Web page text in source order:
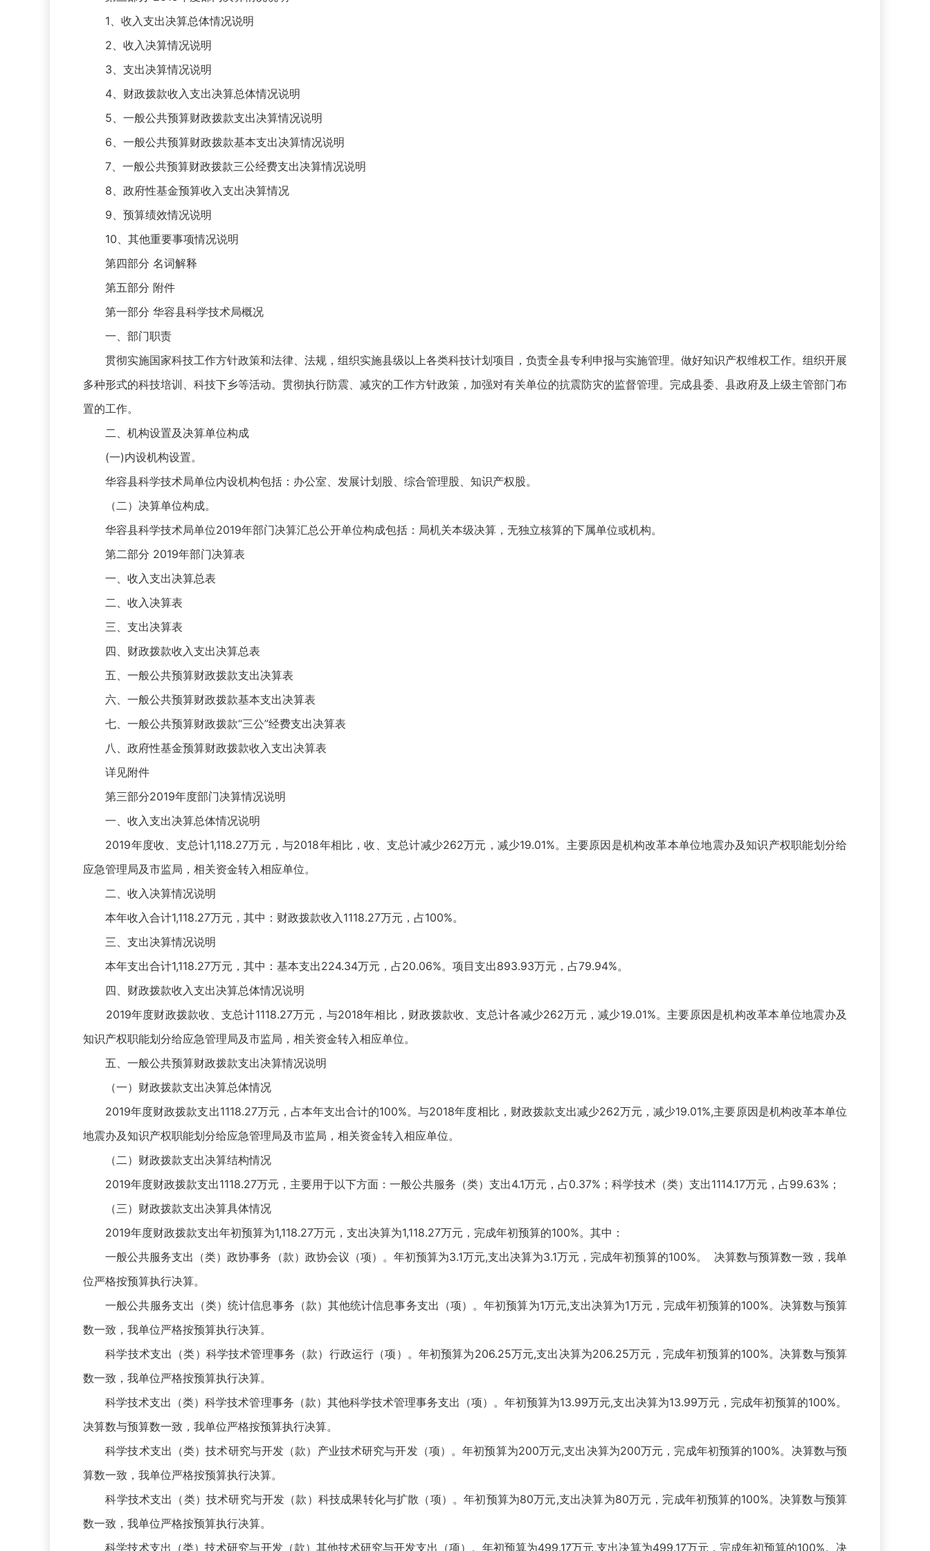
1、收入支出决算总体情况说明
2、收入决算情况说明
3、支出决算情况说明
4、财政拨款收入支出决算总体情况说明
5、一般公共预算财政拨款支出决算情况说明
6、一般公共预算财政拨款基本支出决算情况说明
7、一般公共预算财政拨款三公经费支出决算情况说明
8、政府性基金预算收入支出决算情况
9、预算绩效情况说明
10、其他重要事项情况说明
第四部分 名词解释
第五部分 附件
第一部分 华容县科学技术局概况
一、部门职责
贯彻实施国家科技工作方针政策和法律、法规，组织实施县级以上各类科技计划项目，负责全县专利申报与实施管理。做好知识产权维权工作。组织开展
多种形式的科技培训、科技下乡等活动。贯彻执行防震、减灾的工作方针政策，加强对有关单位的抗震防灾的监督管理。完成县委、县政府及上级主管部门布
置的工作。
二、机构设置及决算单位构成
(一)内设机构设置。
华容县科学技术局单位内设机构包括：办公室、发展计划股、综合管理股、知识产权股。
（二）决算单位构成。
华容县科学技术局单位2019年部门决算汇总公开单位构成包括：局机关本级决算，无独立核算的下属单位或机构。
第二部分 2019年部门决算表
一、收入支出决算总表
二、收入决算表
三、支出决算表
四、财政拨款收入支出决算总表
五、一般公共预算财政拨款支出决算表
六、一般公共预算财政拨款基本支出决算表
七、一般公共预算财政拨款“三公”经费支出决算表
八、政府性基金预算财政拨款收入支出决算表
详见附件
第三部分2019年度部门决算情况说明
一、收入支出决算总体情况说明
2019年度收、支总计1,118.27万元，与2018年相比，收、支总计减少262万元，减少19.01%。主要原因是机构改革本单位地震办及知识产权职能划分给
应急管理局及市监局，相关资金转入相应单位。
二、收入决算情况说明
本年收入合计1,118.27万元，其中：财政拨款收入1118.27万元，占100%。
三、支出决算情况说明
本年支出合计1,118.27万元，其中：基本支出224.34万元，占20.06%。项目支出893.93万元，占79.94%。
四、财政拨款收入支出决算总体情况说明
2019年度财政拨款收、支总计1118.27万元，与2018年相比，财政拨款收、支总计各减少262万元，减少19.01%。主要原因是机构改革本单位地震办及
知识产权职能划分给应急管理局及市监局，相关资金转入相应单位。
五、一般公共预算财政拨款支出决算情况说明
（一）财政拨款支出决算总体情况
2019年度财政拨款支出1118.27万元，占本年支出合计的100%。与2018年度相比，财政拨款支出减少262万元，减少19.01%,主要原因是机构改革本单位
地震办及知识产权职能划分给应急管理局及市监局，相关资金转入相应单位。
（二）财政拨款支出决算结构情况
2019年度财政拨款支出1118.27万元，主要用于以下方面：一般公共服务（类）支出4.1万元，占0.37%；科学技术（类）支出1114.17万元，占99.63%；
（三）财政拨款支出决算具体情况
2019年度财政拨款支出年初预算为1,118.27万元，支出决算为1,118.27万元，完成年初预算的100%。其中：
一般公共服务支出（类）政协事务（款）政协会议（项）。年初预算为3.1万元,支出决算为3.1万元，完成年初预算的100%。 决算数与预算数一致，我单
位严格按预算执行决算。
一般公共服务支出（类）统计信息事务（款）其他统计信息事务支出（项）。年初预算为1万元,支出决算为1万元，完成年初预算的100%。决算数与预算
数一致，我单位严格按预算执行决算。
科学技术支出（类）科学技术管理事务（款）行政运行（项）。年初预算为206.25万元,支出决算为206.25万元，完成年初预算的100%。决算数与预算
数一致，我单位严格按预算执行决算。
科学技术支出（类）科学技术管理事务（款）其他科学技术管理事务支出（项）。年初预算为13.99万元,支出决算为13.99万元，完成年初预算的100%。
决算数与预算数一致，我单位严格按预算执行决算。
科学技术支出（类）技术研究与开发（款）产业技术研究与开发（项）。年初预算为200万元,支出决算为200万元，完成年初预算的100%。决算数与预
算数一致，我单位严格按预算执行决算。
科学技术支出（类）技术研究与开发（款）科技成果转化与扩散（项）。年初预算为80万元,支出决算为80万元，完成年初预算的100%。决算数与预算
数一致，我单位严格按预算执行决算。
科学技术支出（类）技术研究与开发（款）其他技术研究与开发支出（项）。年初预算为499.17万元,支出决算为499.17万元，完成年初预算的100%。决